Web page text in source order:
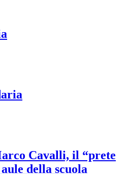
Cavalli, il “prete
della scuola